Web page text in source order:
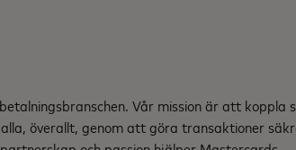
Vår mission är att koppla
överallt, genom att göra transaktioner